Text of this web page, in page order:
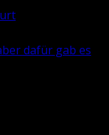
dafür gab es